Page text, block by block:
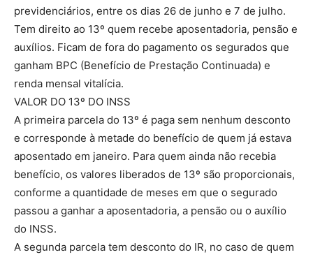
previdenciários, entre os dias 26 de junho e 7 de julho.
Tem direito ao 13º quem recebe aposentadoria, pensão e
auxílios. Ficam de fora do pagamento os segurados que
ganham BPC (Benefício de Prestação Continuada) e
renda mensal vitalícia.
VALOR DO 13º DO INSS
A primeira parcela do 13º é paga sem nenhum desconto
e corresponde à metade do benefício de quem já estava
aposentado em janeiro. Para quem ainda não recebia
benefício, os valores liberados de 13º são proporcionais,
conforme a quantidade de meses em que o segurado
passou a ganhar a aposentadoria, a pensão ou o auxílio
do INSS.
A segunda parcela tem desconto do IR, no caso de quem